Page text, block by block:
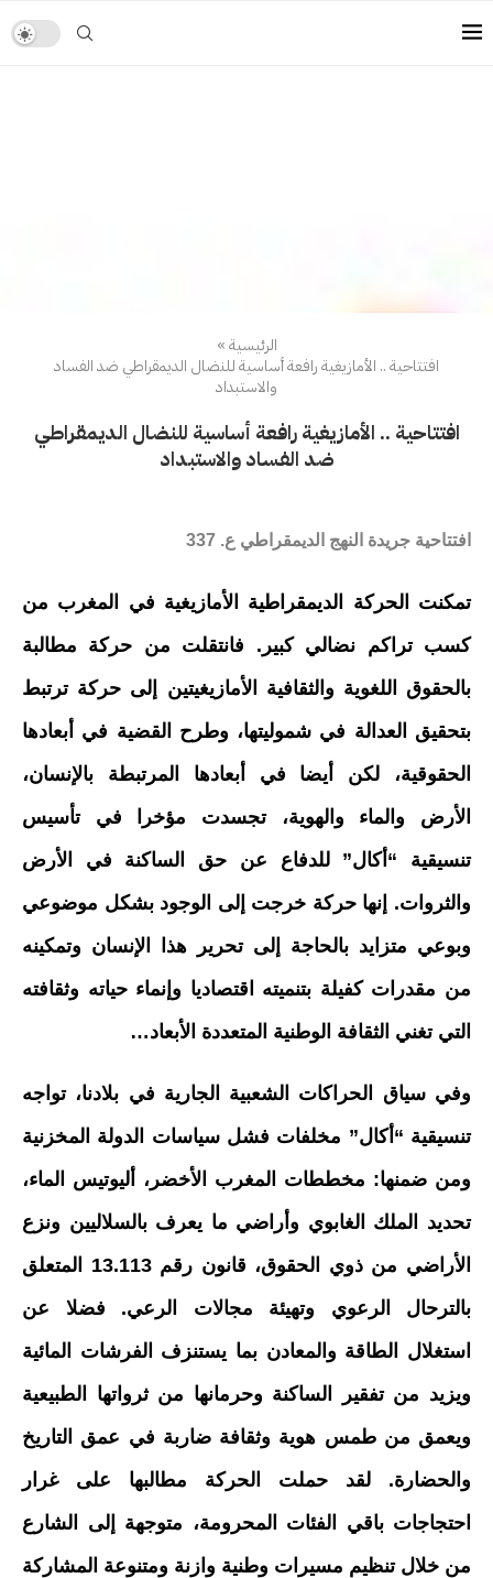
الرئيسية»
افتتاحية .. الأمازيغية رافعة أساسية للنضال الديمقراطي ضد الفساد
والاستبداد
افتتاحية .. الأمازيغية رافعة أساسية للنضال الديمقراطي
ضد الفساد والاستبداد
افتتاحية جريدة النهج الديمقراطي ع. 337
تمكنت الحركة الديمقراطية الأمازيغية في المغرب من
كسب تراكم نضالي كبير. فانتقلت من حركة مطالبة
بالحقوق اللغوية والثقافية الأمازيغيتين إلى حركة ترتبط
بتحقيق العدالة في شموليتها، وطرح القضية في أبعادها
الحقوقية، لكن أيضا في أبعادها المرتبطة بالإنسان،
الأرض والماء والهوية، تجسدت مؤخرا في تأسيس
تنسيقية “أكال” للدفاع عن حق الساكنة في الأرض
والثروات. إنها حركة خرجت إلى الوجود بشكل موضوعي
وبوعي متزايد بالحاجة إلى تحرير هذا الإنسان وتمكينه
من مقدرات كفيلة بتنميته اقتصاديا وإنماء حياته وثقافته
التي تغني الثقافة الوطنية المتعددة الأبعاد…
وفي سياق الحراكات الشعبية الجارية في بلادنا، تواجه
تنسيقية “أكال” مخلفات فشل سياسات الدولة المخزنية
ومن ضمنها: مخططات المغرب الأخضر، أليوتيس الماء،
تحديد الملك الغابوي وأراضي ما يعرف بالسلاليين ونزع
الأراضي من ذوي الحقوق، قانون رقم 13.113 المتعلق
بالترحال الرعوي وتهيئة مجالات الرعي. فضلا عن
استغلال الطاقة والمعادن بما يستنزف الفرشات المائية
ويزيد من تفقير الساكنة وحرمانها من ثرواتها الطبيعية
ويعمق من طمس هوية وثقافة ضاربة في عمق التاريخ
والحضارة. لقد حملت الحركة مطالبها على غرار
احتجاجات باقي الفئات المحرومة، متوجهة إلى الشارع
من خلال تنظيم مسيرات وطنية وازنة ومتنوعة المشاركة